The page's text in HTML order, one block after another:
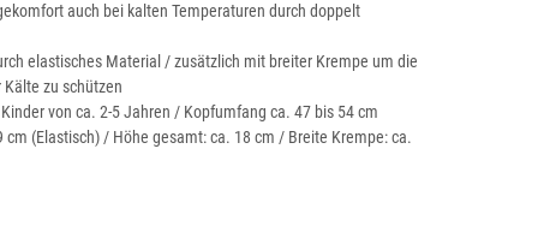
auch bei kalten Temperaturen durch doppelt
elastisches Material / zusätzlich mit breiter Krempe um die
zu schützen
von ca. 2-5 Jahren / Kopfumfang ca. 47 bis 54 cm
cm (Elastisch) / Höhe gesamt: ca. 18 cm / Breite Krempe: ca.